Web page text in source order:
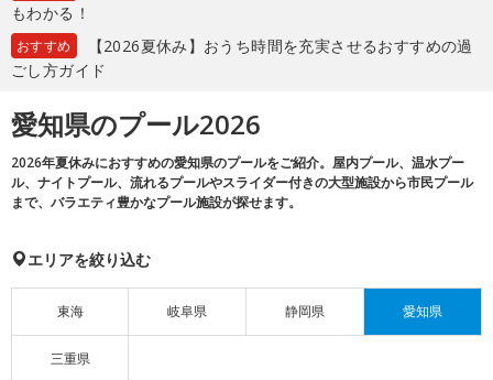
もわかる！
おすすめ
【2026夏休み】おうち時間を充実させるおすすめの過
ごし方ガイド
愛知県のプール2026
2026年夏休みにおすすめの愛知県のプールをご紹介。屋内プール、温水プー
ル、ナイトプール、流れるプールやスライダー付きの大型施設から市民プール
まで、バラエティ豊かなプール施設が探せます。
エリアを絞り込む
東海 岐阜県 静岡県 愛知県
三重県